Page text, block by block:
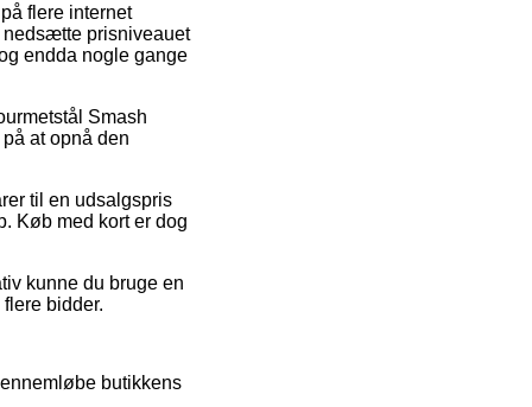
flere internet
nedsætte prisniveauet
endda nogle gange
Smash
at opnå den
til en udsalgspris
Køb med kort er dog
kunne du bruge en
bidder.
butikkens